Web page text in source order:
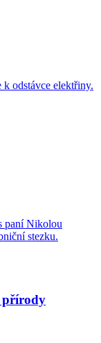
k odstávce elektřiny.
paní Nikolou
stezku.
přírody